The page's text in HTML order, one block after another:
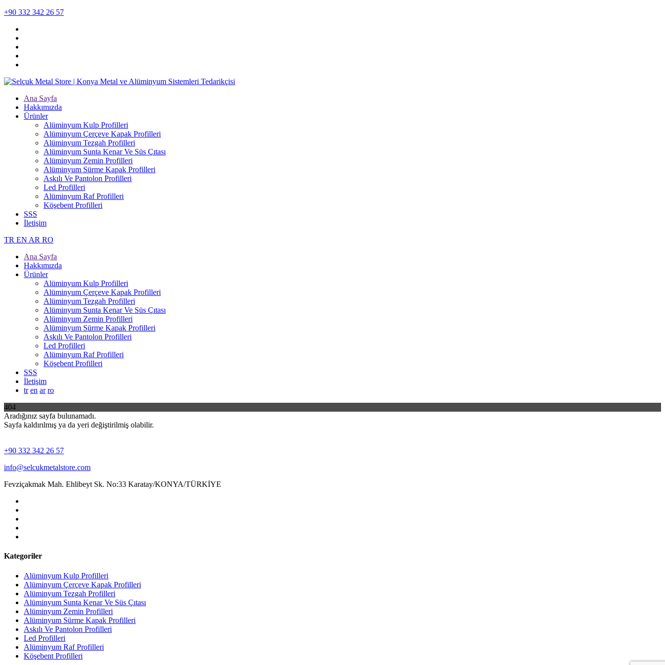
+90 332 342 26 57
Ana Sayfa
Hakkımızda
Ürünler
Alüminyum Kulp Profilleri
Alüminyum Çerçeve Kаpаk Profilleri
Alüminyum Tezgah Profilleri
Alüminyum Sunta Kenar Ve Süs Çıtası
Alüminyum Zemin Profilleri
Alüminyum Sürme Kapak Profilleri
Askılı Ve Pantolon Profilleri
Led Profilleri
Alüminyum Raf Profilleri
Köşebent Profilleri
SSS
İletişim
TR EN AR RO
Ana Sayfa
Hakkımızda
Ürünler
Alüminyum Kulp Profilleri
Alüminyum Çerçeve Kаpаk Profilleri
Alüminyum Tezgah Profilleri
Alüminyum Sunta Kenar Ve Süs Çıtası
Alüminyum Zemin Profilleri
Alüminyum Sürme Kapak Profilleri
Askılı Ve Pantolon Profilleri
Led Profilleri
Alüminyum Raf Profilleri
Köşebent Profilleri
SSS
İletişim
tr en ar ro
404
Aradığınız sayfa bulunamadı.
Sayfa kaldırılmış ya da yeri değiştirilmiş olabilir.
+90 332 342 26 57
info@selcukmetalstore.com
Fevziçakmak Mah. Ehlibeyt Sk. No:33 Karatay/KONYA/TÜRKİYE
Kategoriler
Alüminyum Kulp Profilleri
Alüminyum Çerçeve Kаpаk Profilleri
Alüminyum Tezgah Profilleri
Alüminyum Sunta Kenar Ve Süs Çıtası
Alüminyum Zemin Profilleri
Alüminyum Sürme Kapak Profilleri
Askılı Ve Pantolon Profilleri
Led Profilleri
Alüminyum Raf Profilleri
Köşebent Profilleri